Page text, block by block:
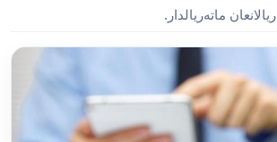
ماتەريالدار.